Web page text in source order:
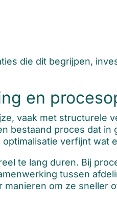
die dit begrijpen,
en
vaak met structurele
bestaand proces dat in
verfijnt wat
te lang duren. Bij
tussen
om ze sneller